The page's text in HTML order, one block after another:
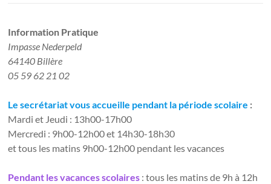
Information Pratique​
Impasse Nederpeld
64140 Billère
05 59 62 21 02
Le secrétariat vous accueille pendant la période scolaire :
Mardi et Jeudi : 13h00-17h00
Mercredi : 9h00-12h00 et 14h30-18h30
et tous les matins 9h00-12h00 pendant les vacances
Pendant les vacances scolaires : tous les matins de 9h à 12h